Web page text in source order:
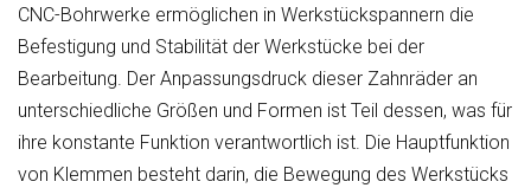
CNC-Bohrwerke ermöglichen in Werkstückspannern die
Befestigung und Stabilität der Werkstücke bei der
Bearbeitung. Der Anpassungsdruck dieser Zahnräder an
unterschiedliche Größen und Formen ist Teil dessen, was für
ihre konstante Funktion verantwortlich ist. Die Hauptfunktion
von Klemmen besteht darin, die Bewegung des Werkstücks